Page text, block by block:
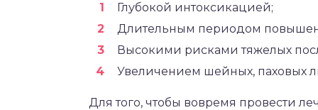
Глубокой интоксикацией;
Длительным периодом
Высокими рисками тяжелых
Увеличением шейных, паховых
Для того, чтобы вовремя провести